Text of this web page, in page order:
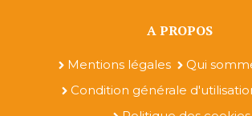
A PROPOS
Mentions légales
Qui
Condition générale